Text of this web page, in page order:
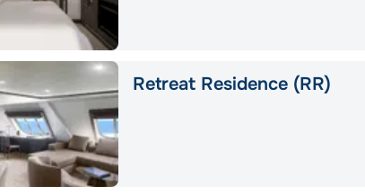
Retreat Residence (RR)